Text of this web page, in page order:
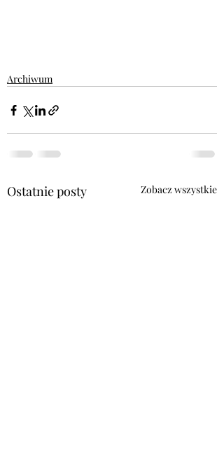
Archiwum
Ostatnie posty Zobacz wszystkie